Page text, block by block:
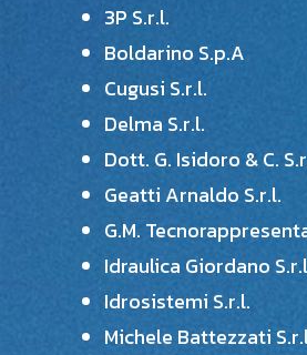
3P S.r.l.
Boldarino S.p.A
Cugusi S.r.l.
Delma S.r.l.
Dott. G. Isidoro & C.
Geatti Arnaldo S.r.l.
G.M.
Idraulica Giordano
Idrosistemi S.r.l.
Michele Battezzati